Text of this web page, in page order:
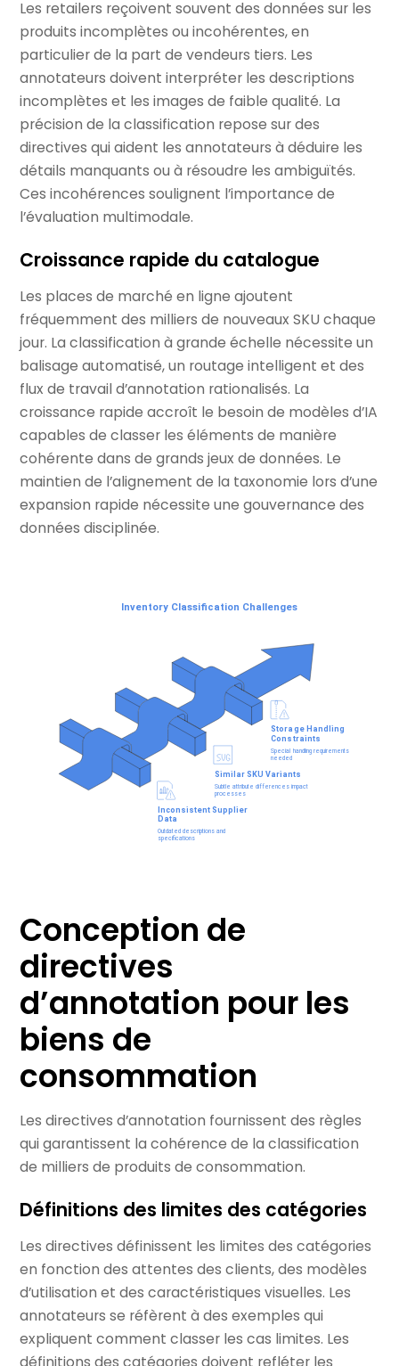
Les retailers reçoivent souvent des données sur les
produits incomplètes ou incohérentes, en
particulier de la part de vendeurs tiers. Les
annotateurs doivent interpréter les descriptions
incomplètes et les images de faible qualité. La
précision de la classification repose sur des
directives qui aident les annotateurs à déduire les
détails manquants ou à résoudre les ambiguïtés.
Ces incohérences soulignent l’importance de
l’évaluation multimodale.
Croissance rapide du catalogue
Les places de marché en ligne ajoutent
fréquemment des milliers de nouveaux SKU chaque
jour. La classification à grande échelle nécessite un
balisage automatisé, un routage intelligent et des
flux de travail d’annotation rationalisés. La
croissance rapide accroît le besoin de modèles d’IA
capables de classer les éléments de manière
cohérente dans de grands jeux de données. Le
maintien de l’alignement de la taxonomie lors d’une
expansion rapide nécessite une gouvernance des
données disciplinée.
Conception de
directives
d’annotation pour les
biens de
consommation
Les directives d’annotation fournissent des règles
qui garantissent la cohérence de la classification
de milliers de produits de consommation.
Définitions des limites des catégories
Les directives définissent les limites des catégories
en fonction des attentes des clients, des modèles
d’utilisation et des caractéristiques visuelles. Les
annotateurs se réfèrent à des exemples qui
expliquent comment classer les cas limites. Les